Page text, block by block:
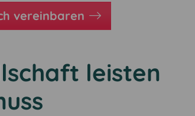
vereinbaren
leisten